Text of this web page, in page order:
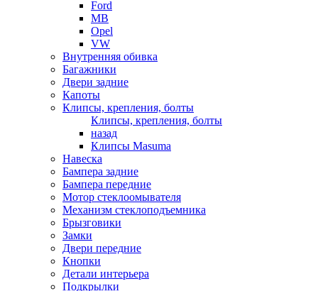
Ford
MB
Opel
VW
Внутренняя обивка
Багажники
Двери задние
Капоты
Клипсы, крепления, болты
Клипсы, крепления, болты
назад
Клипсы Masuma
Навеска
Бампера задние
Бампера передние
Мотор стеклоомывателя
Механизм стеклоподъемника
Брызговики
Замки
Двери передние
Кнопки
Детали интерьера
Подкрылки